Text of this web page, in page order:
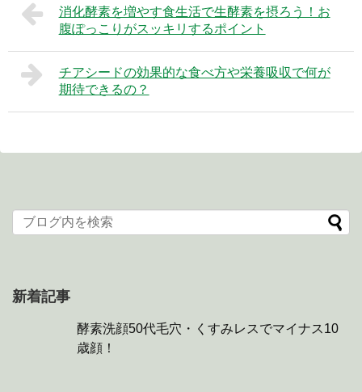
消化酵素を増やす食生活で生酵素を摂ろう！お
腹ぽっこりがスッキリするポイント
チアシードの効果的な食べ方や栄養吸収で何が
期待できるの？
新着記事
酵素洗顔50代毛穴・くすみレスでマイナス10
歳顔！